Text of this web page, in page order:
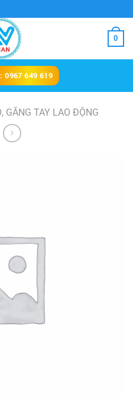
0
0967 649 619
GĂNG TAY LAO ĐỘNG